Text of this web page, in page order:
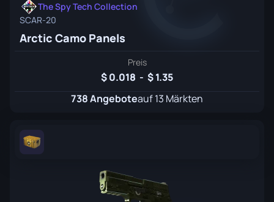
The Spy Tech Collection
SCAR-20
Arctic Camo Panels
Preis
0.018 -
1.35
738 Angeboteauf 13 Märkten